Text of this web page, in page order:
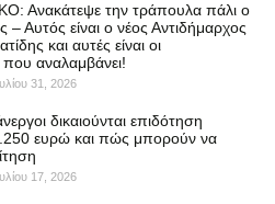
Ανακάτεψε την τράπουλα πάλι ο
– Αυτός είναι ο νέος Αντιδήμαρχος
και αυτές είναι οι
που αναλαμβάνει!
31, 2026
δικαιούνται επιδότηση
ευρώ και πώς μπορούν να
17, 2026